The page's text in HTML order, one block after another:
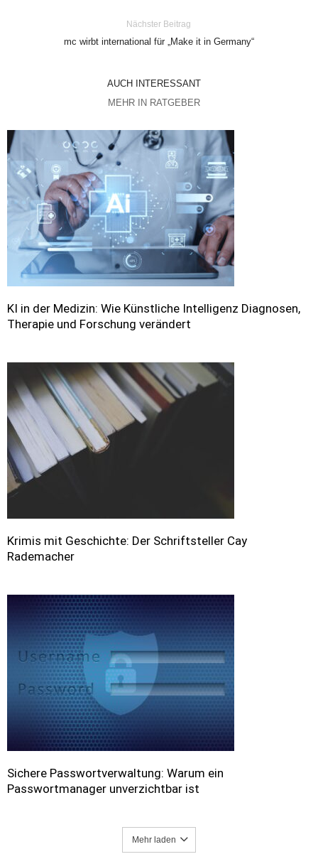
Nächster Beitrag
mc wirbt international für „Make it in Germany“
AUCH INTERESSANT
MEHR IN RATGEBER
KI in der Medizin: Wie Künstliche Intelligenz Diagnosen,
Therapie und Forschung verändert
Krimis mit Geschichte: Der Schriftsteller Cay
Rademacher
Sichere Passwortverwaltung: Warum ein
Passwortmanager unverzichtbar ist
Mehr laden